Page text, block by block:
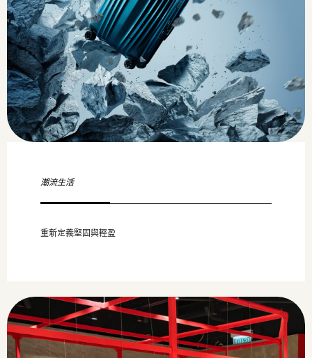
潮流生活
重新定義堅固與輕盈